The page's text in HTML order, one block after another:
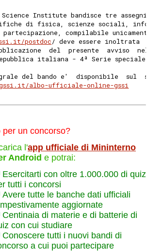
Institute bandisce tre
di fisica, scienze sociali,
partecipazione, compilabile
postdoc/ deve essere inoltrata
del  presente  avviso
italiana - 4ª Serie speciale
del bando e'  disponibile  sul
albo-ufficiale-online-gssi
per un concorso?
l'app ufficiale di Mininterno
Android e potrai:
Esercitarti con oltre 1.000.000 di quiz
tutti i concorsi
Avere tutte le banche dati ufficiali
aggiornate
Centinaia di materie e di batterie di
con cui studiare
Conoscere tutti i nuovi bandi di
a cui puoi partecipare